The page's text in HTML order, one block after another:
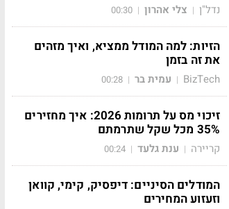
נדל"ן | צלי אהרון |
00:30
הזיות: למה המודל ממציא, ואיך מזהים
את זה בזמן
BizTech
| עמית בר |
00:28
זיכוי מס על תרומות 2026: איך מחזירים
35% מכל שקל שתרמתם
קריירה | ענת גלעד |
00:24
המודלים הסיניים: דיפסיק, קימי, קוואן
וזעזוע המחירים